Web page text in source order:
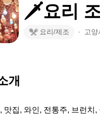
🗡️요리
요리/제조 ∙ 고양
개
맛집, 와인, 전통주, 브런치,